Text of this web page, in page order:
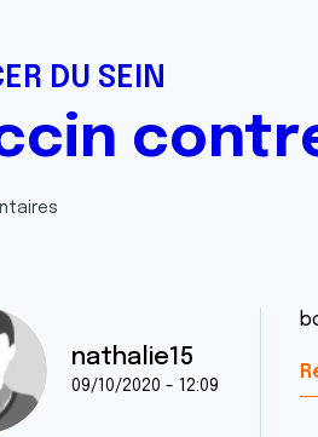
DU SEIN
nathalie15
09/10/2020 - 12:09